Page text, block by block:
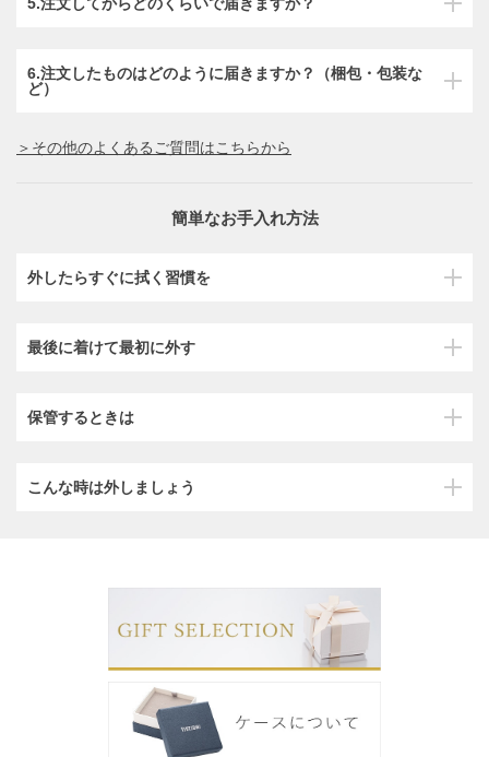
6.注文したものはどのように届きますか？（梱包・包装な
ど）
＞その他のよくあるご質問はこちらから
簡単なお手入れ方法
外したらすぐに拭く習慣を
最後に着けて最初に外す
保管するときは
こんな時は外しましょう